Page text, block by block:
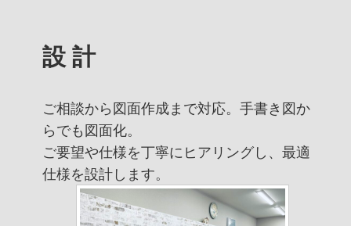
設 計
ご相談から図面作成まで対応。手書き図か
らでも図面化。
ご要望や仕様を丁寧にヒアリングし、最適
仕様を設計します。